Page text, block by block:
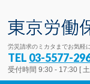
労災請求のミカタまでお気軽
TEL 03-5577-
受付時間 9:30 - 17:30 [